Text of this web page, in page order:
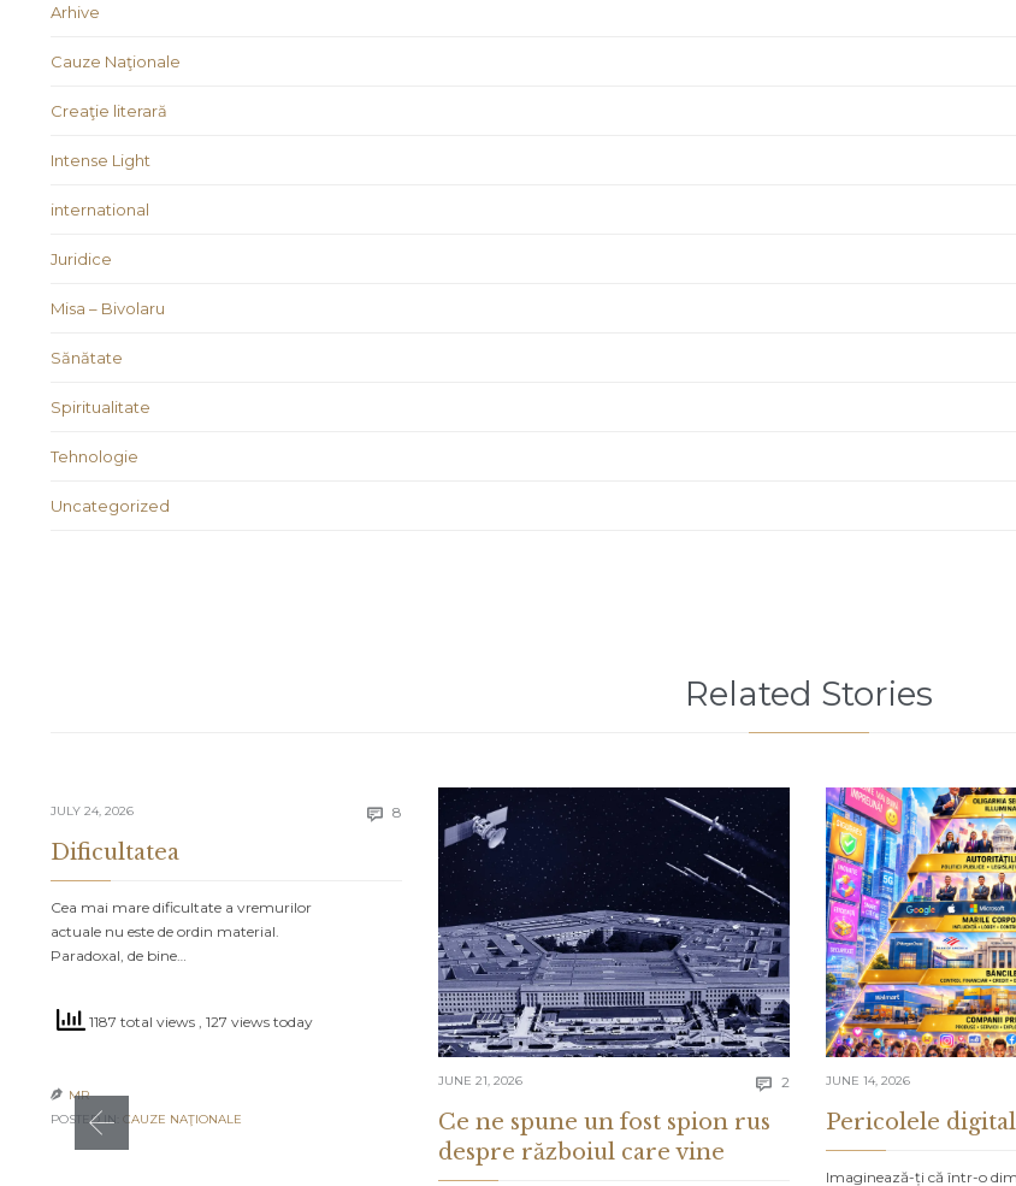
Arhive
Cauze Naţionale
Creaţie literară
Intense Light
international
Juridice
Misa – Bivolaru
Sănătate
Spiritualitate
Tehnologie
Uncategorized
Related Stories
JULY 24, 2026  8 Comments
Dificultatea
Cea mai mare dificultate a vremurilor
actuale nu este de ordin material.
Paradoxal, de bine…
1187 total views , 127 views today
 MR
POSTED IN: CAUZE NAŢIONALE
JUNE 21, 2026  2 Comments
Ce ne spune un fost spion rus
despre războiul care vine
JUNE 14, 2026
Pericolele
Imaginează-ți că într-o